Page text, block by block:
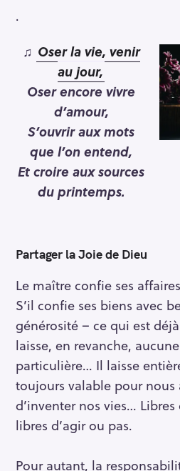
.
♫ Oser la vie, venir
au jour,
Oser encore vivre
d’amour,
S’ouvrir aux mots
que l’on entend,
Et croire aux sources
du printemps.
Partager la Joie de Dieu
Le maître confie ses
S’il confie ses biens avec
générosité – ce qui est
laisse, en revanche,
particulière… Il laisse
toujours valable pour nous
d’inventer nos vies…
libres d’agir ou pas.
Pour autant, la